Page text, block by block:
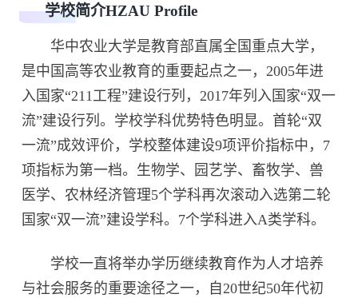
学校简介HZAU Profile
华中农业大学是教育部直属全国重点大学，
是中国高等农业教育的重要起点之一，2005年进
入国家“211工程”建设行列，2017年列入国家“双一
流”建设行列。学校学科优势特色明显。首轮“双
一流”成效评价，学校整体建设9项评价指标中，7
项指标为第一档。生物学、园艺学、畜牧学、兽
医学、农林经济管理5个学科再次滚动入选第二轮
国家“双一流”建设学科。7个学科进入A类学科。
学校一直将举办学历继续教育作为人才培养
与社会服务的重要途径之一，自20世纪50年代初